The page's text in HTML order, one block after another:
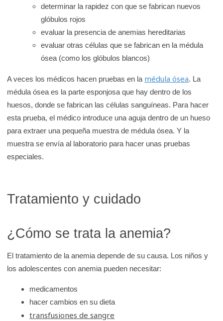
determinar la rapidez con que se fabrican nuevos
glóbulos rojos
evaluar la presencia de anemias hereditarias
evaluar otras células que se fabrican en la médula
ósea (como los glóbulos blancos)
A veces los médicos hacen pruebas en la médula ósea. La
médula ósea es la parte esponjosa que hay dentro de los
huesos, donde se fabrican las células sanguíneas. Para hacer
esta prueba, el médico introduce una aguja dentro de un hueso
para extraer una pequeña muestra de médula ósea. Y la
muestra se envía al laboratorio para hacer unas pruebas
especiales.
Tratamiento y cuidado
¿Cómo se trata la anemia?
El tratamiento de la anemia depende de su causa. Los niños y
los adolescentes con anemia pueden necesitar:
medicamentos
hacer cambios en su dieta
transfusiones de sangre